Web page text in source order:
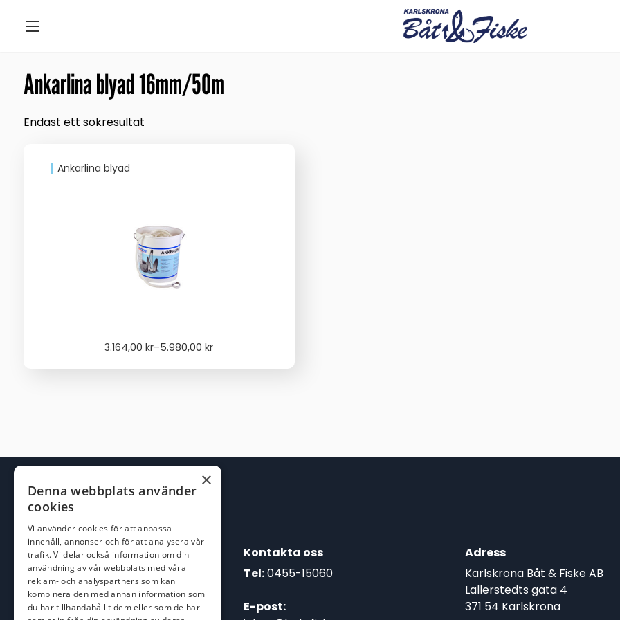
Ankarlina blyad 16mm/50m
Endast ett sökresultat
Ankarlina blyad
3.164,00kr–5.980,00kr
Price
Kontakta oss
Tel:0455-15060
E-post:
Adress
Karlskrona Båt & Fiske AB
Lallerstedts gata 4
371 54 Karlskrona
×
Denna webbplats använder
cookies
Vi använder cookies för att anpassa
innehåll, annonser och för att analysera vår
trafik. Vi delar också information om din
användning av vår webbplats med våra
reklam- och analyspartners som kan
kombinera den med annan information som
du har tillhandahållit dem eller som de har